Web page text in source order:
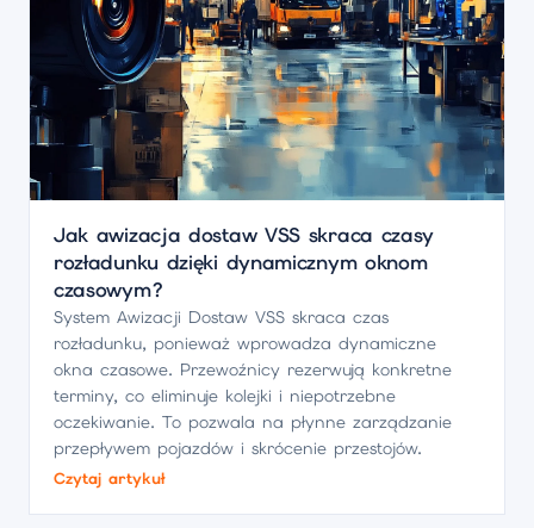
Jak awizacja dostaw VSS skraca czasy
rozładunku dzięki dynamicznym oknom
czasowym?
System Awizacji Dostaw VSS skraca czas
rozładunku, ponieważ wprowadza dynamiczne
okna czasowe. Przewoźnicy rezerwują konkretne
terminy, co eliminuje kolejki i niepotrzebne
oczekiwanie. To pozwala na płynne zarządzanie
przepływem pojazdów i skrócenie przestojów.
Czytaj artykuł